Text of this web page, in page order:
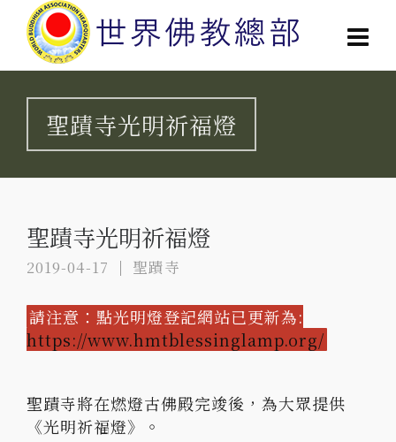
聖蹟寺光明祈福燈
聖蹟寺光明祈福燈
2019-04-17 聖蹟寺
請注意：點光明燈登記網站已更新為:
https://www.hmtblessinglamp.org/
聖蹟寺將在燃燈古佛殿完竣後，為大眾提供
《光明祈福燈》。